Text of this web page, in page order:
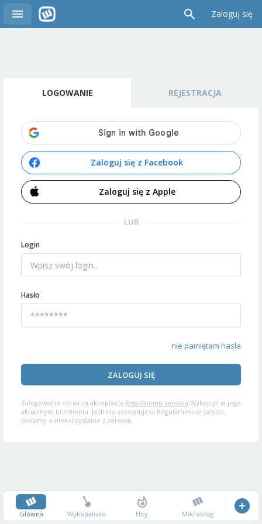
Zaloguj się
LOGOWANIE REJESTRACJA
Zaloguj się z Facebook
Zaloguj się z Apple
LUB
Login
Hasło
nie pamiętam hasła
ZALOGUJ SIĘ
Zalogowanie oznacza akceptację Regulaminu serwisu Wykop.pl w jego
aktualnym brzmieniu. Jeśli nie akceptujesz Regulaminu w całości,
prosimy o niekorzystanie z serwisu.
Główna Wykopalisko Hity Mikroblog